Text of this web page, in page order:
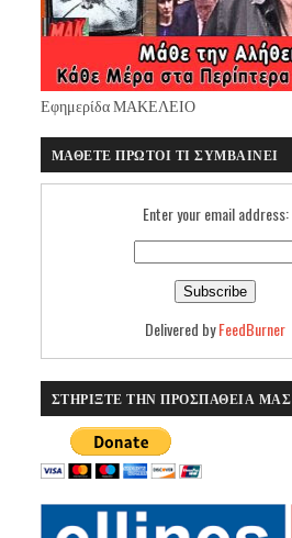
Εφημερίδα ΜΑΚΕΛΕΙΟ
ΜΑΘΕΤΕ ΠΡΩΤΟΙ ΤΙ ΣΥΜΒΑΙΝΕΙ
Enter your email address:
Delivered byFeedBurner
ΣΤΗΡΙΞΤΕ ΤΗΝ ΠΡΟΣΠΑΘΕΙΑ ΜΑΣ